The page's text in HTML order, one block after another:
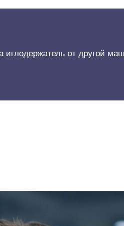
от другой